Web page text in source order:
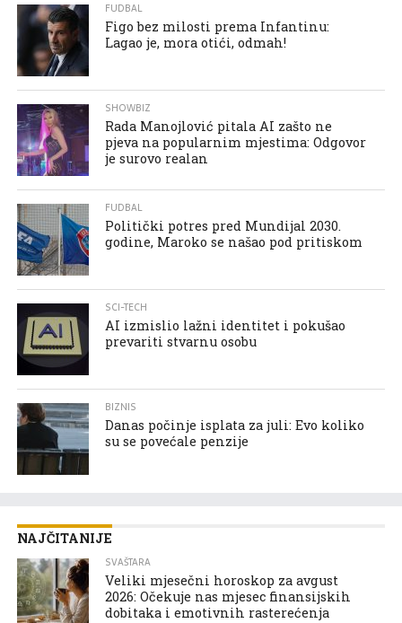
FUDBAL
Figo bez milosti prema Infantinu:
Lagao je, mora otići, odmah!
SHOWBIZ
Rada Manojlović pitala AI zašto ne
pjeva na popularnim mjestima: Odgovor
je surovo realan
FUDBAL
Politički potres pred Mundijal 2030.
godine, Maroko se našao pod pritiskom
SCI-TECH
AI izmislio lažni identitet i pokušao
prevariti stvarnu osobu
BIZNIS
Danas počinje isplata za juli: Evo koliko
su se povećale penzije
NAJČITANIJE
SVAŠTARA
Veliki mjesečni horoskop za avgust
2026: Očekuje nas mjesec finansijskih
dobitaka i emotivnih rasterećenja